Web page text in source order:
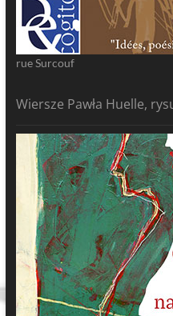
rue Surcouf
Wiersze Pawła Huelle,